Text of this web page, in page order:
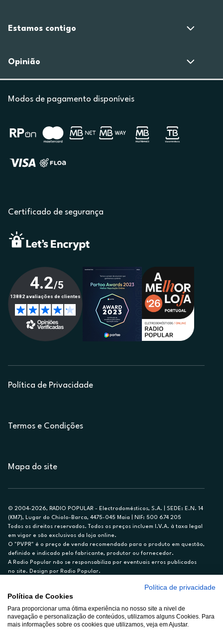
Estamos contigo
Opinião
Modos de pagamento disponíveis
Certificado de segurança
Política de Privacidade
Termos e Condições
Mapa do site
© 2004-2026, RADIO POPULAR - Electrodomésticos, S.A. | SEDE: E.N. 14
(KM7), Lugar do Chiolo-Barca, 4475-045 Maia | NIF: 500 674 205
Todos os direitos reservados. Todos os preços incluem I.V.A. à taxa legal
em vigor e são exclusivos da loja online.
O "PVPR" é o preço de venda recomendado para o produto em questão,
definido e indicado pelo fabricante, produtor ou fornecedor.
A Radio Popular não se responsabiliza por eventuais erros publicados
no site. Design por Radio Popular.
Ex. para limite de crédito de €1.500, reembolsado em 12 meses, TAN
14,79%.
Crédito sujeito a aprovação pelo Cetelem, marca BNP Paribas Personal
Finance, S.A., Sucursal em Portugal. Informe-se no 21 721 90 00 (dias
Política de privacidade
Política de Cookies
Para proporcionar uma ótima experiência no nosso site a nivel de
navegação e personalização de conteúdos, utilizamos alguns Cookies. Para
mais informações sobre os cookies que utilizamos, veja em Ajustar.